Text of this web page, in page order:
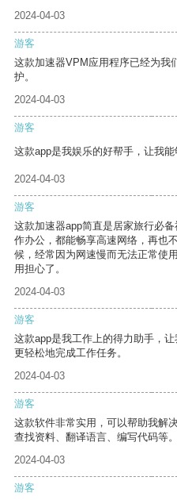
2024-04-03
游客
这款加速器VPM应用程序已经为我
护。
2024-04-03
游客
这款app是我娱乐的好帮手，让我能
2024-04-03
游客
这款加速器app简直是居家旅行必
作办公，都能畅享高速网络，再也
候，经常因为网速慢而无法正常使
用担心了。
2024-04-03
游客
这款app是我工作上的得力助手，
更轻松地完成工作任务。
2024-04-03
游客
这款软件非常实用，可以帮助我解
查找资料、翻译语言、编写代码等。
2024-04-03
游客